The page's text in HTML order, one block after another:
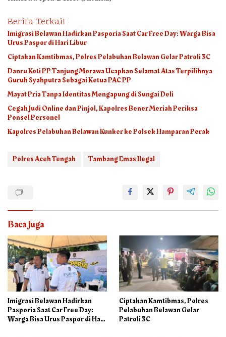
Berita Terkait
Imigrasi Belawan Hadirkan Pasporia Saat Car Free Day: Warga Bisa
Urus Paspor di Hari Libur
Ciptakan Kamtibmas, Polres Pelabuhan Belawan Gelar Patroli 3C
Danru Koti PP Tanjung Morawa Ucapkan Selamat Atas Terpilihnya
Guruh Syahputra Sebagai Ketua PAC PP
Mayat Pria Tanpa Identitas Mengapung di Sungai Deli
Cegah Judi Online dan Pinjol, Kapolres Bener Meriah Periksa
Ponsel Personel
Kapolres Pelabuhan Belawan Kunker ke Polsek Hamparan Perak
Polres Aceh Tengah Tambang Emas Ilegal
Baca Juga
Imigrasi Belawan Hadirkan
Pasporia Saat Car Free Day:
Warga Bisa Urus Paspor di Hari
Ciptakan Kamtibmas, Polres
Pelabuhan Belawan Gelar
Patroli 3C